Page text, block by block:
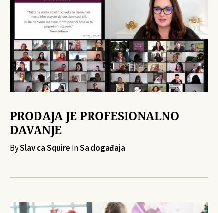
PRODAJA JE PROFESIONALNO
DAVANJE
BySlavica Squire InSa događaja